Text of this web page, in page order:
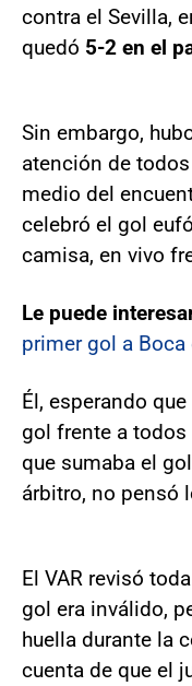
contra el Sevilla,
quedó 5-2 en el
Sin embargo,
atención de
medio del
celebró el gol
camisa, en vivo
Le puede
primer gol a
Él, esperando
gol frente a
que sumaba el
árbitro, no pensó
El VAR revisó
gol era inválido,
huella durante la
cuenta de que el